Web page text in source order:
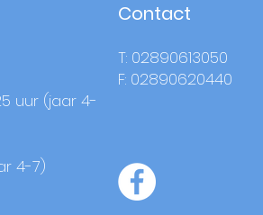
uur (jaar 4-
4-7)
Contact
T: 02890613050
F: 02890620440